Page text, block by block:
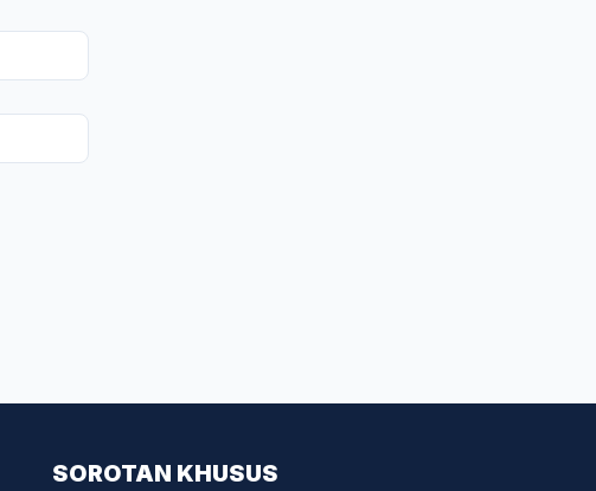
SOROTAN KHUSUS